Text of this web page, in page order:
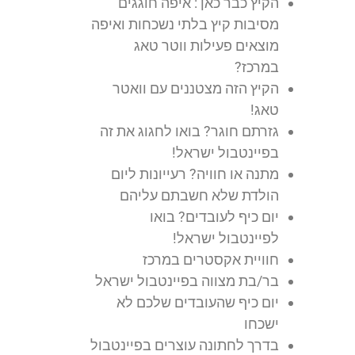
מסיבות קיץ בלתי נשכחות ואיפה
מוצאים פעילות ווטר טאג
במרכז?
הקיץ הזה מצטננים עם וואטר
טאג!
גזרתם חוגר? בואו לחגוג את זה
בפיינטבול ישראל!
מתנה או חוויה? רעייונות ליום
הולדת שלא חשבתם עליהם
יום כיף לעובדים? בואו
לפיינטבול ישראל!
חוויית אקסטרים במרכז
בר/בת מצווה בפיינטבול ישראל
יום כיף שהעובדים שלכם לא
ישכחו
בדרך לחתונה עוצרים בפיינטבול